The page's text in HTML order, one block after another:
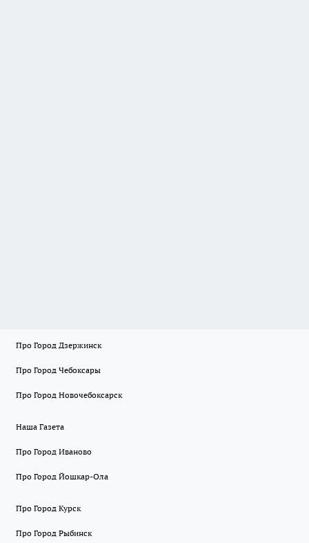
Про Город Дзержинск
Про Город Чебоксары
Про Город Новочебоксарск
Наша Газета
Про Город Иваново
Про Город Йошкар-Ола
Про Город Курск
Про Город Рыбинск